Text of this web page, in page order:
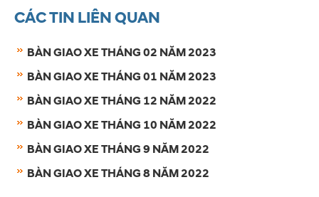
CÁC TIN LIÊN QUAN
BÀN GIAO XE THÁNG 02 NĂM 2023
BÀN GIAO XE THÁNG 01 NĂM 2023
BÀN GIAO XE THÁNG 12 NĂM 2022
BÀN GIAO XE THÁNG 10 NĂM 2022
BÀN GIAO XE THÁNG 9 NĂM 2022
BÀN GIAO XE THÁNG 8 NĂM 2022